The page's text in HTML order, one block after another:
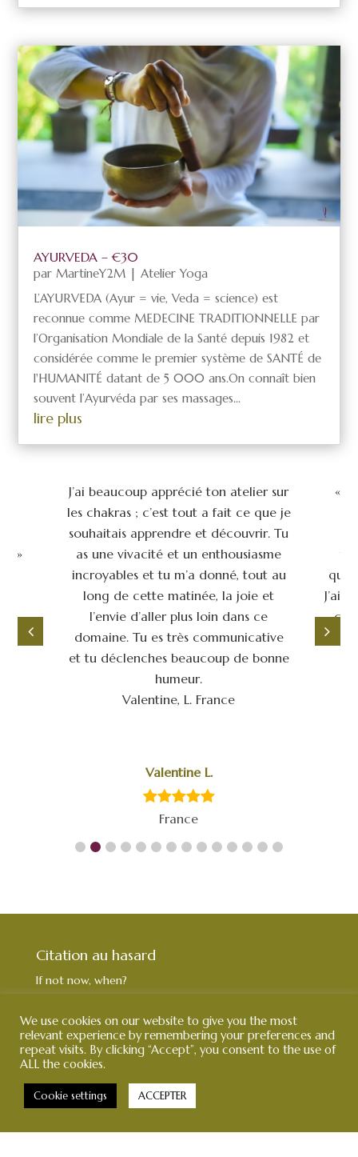
AYURVEDA – €30
parMartineY2M |Atelier Yoga
L’AYURVEDA (Ayur = vie, Veda = science) est
reconnue comme MEDECINE TRADITIONNELLE par
l’Organisation Mondiale de la Santé depuis 1982 et
considérée comme le premier système de SANTÉ de
l'HUMANITÉ datant de 5 000 ans.On connaît bien
souvent l’Ayurvéda par ses massages...
lire plus
»
J’ai beaucoup apprécié ton atelier sur
les chakras ; c’est tout a fait ce que je
souhaitais apprendre et découvrir. Tu
as une vivacité et un enthousiasme
incroyables et tu m’a donné, tout au
long de cette matinée, la joie et
l’envie d’aller plus loin dans ce
domaine. Tu es très communicative
et tu déclenches beaucoup de bonne
humeur.
Valentine, L. France
Valentine L.
France
«
J’ai
ce
Citation au hasard
If not now, when?
Prochaine citation »
We use cookies on our website to give you the most
relevant experience by remembering your preferences and
repeat visits. By clicking “Accept”, you consent to the use of
ALL the cookies.
Cookie settings ACCEPTER